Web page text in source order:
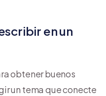
en un
obtener buenos
un tema que conecte